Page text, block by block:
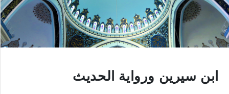
ابن سيرين ورواية الحديث